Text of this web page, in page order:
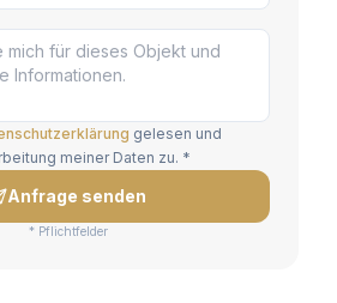
gelesen und
meiner Daten zu. *
Anfrage senden
* Pflichtfelder